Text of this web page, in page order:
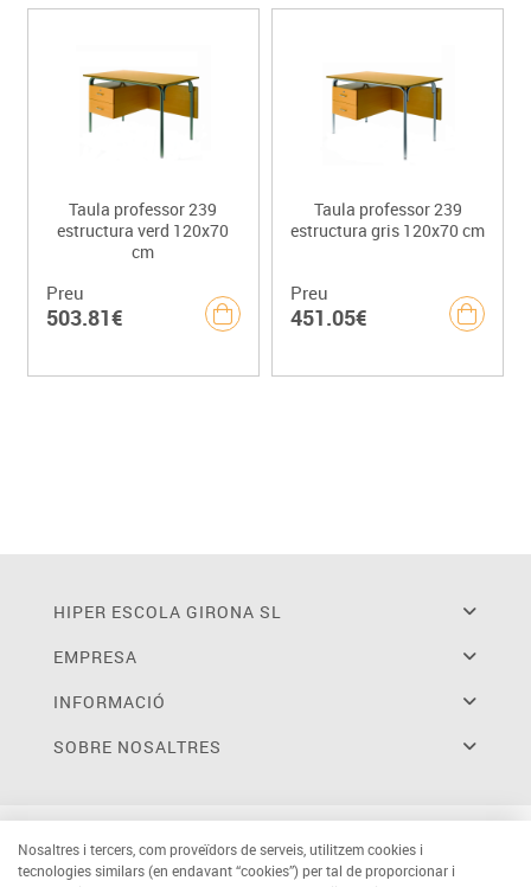
Taula professor 239
estructura verd 120x70
cm
Preu
503.81€
Taula professor 239
estructura gris 120x70 cm
Preu
451.05€
HIPER ESCOLA GIRONA SL
EMPRESA
INFORMACIÓ
SOBRE NOSALTRES
Nosaltres i tercers, com proveïdors de serveis, utilitzem cookies i
tecnologies similars (en endavant “cookies”) per tal de proporcionar i